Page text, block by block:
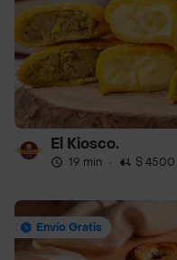
El Kiosco.
19 min · $ 4500
Envío Gratis